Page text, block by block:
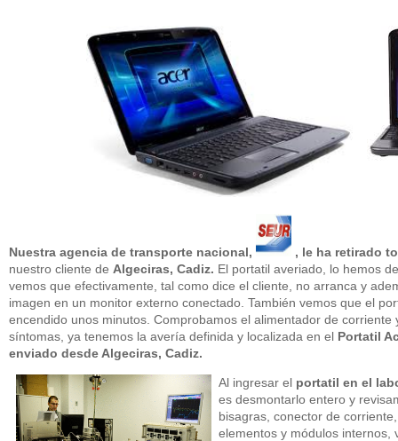
Nuestra agencia de transporte nacional,
, le ha retirado
nuestro cliente de Algeciras, Cadiz. El portatil averiado, lo hemos
vemos que efectivamente, tal como dice el cliente, no arranca y
imagen en un monitor externo conectado. También vemos que el
encendido unos minutos. Comprobamos el alimentador de
síntomas, ya tenemos la avería definida y localizada en el Portatil
enviado desde Algeciras, Cadiz.
Al ingresar el portatil en el
es desmontarlo entero y
bisagras, conector de
elementos y módulos